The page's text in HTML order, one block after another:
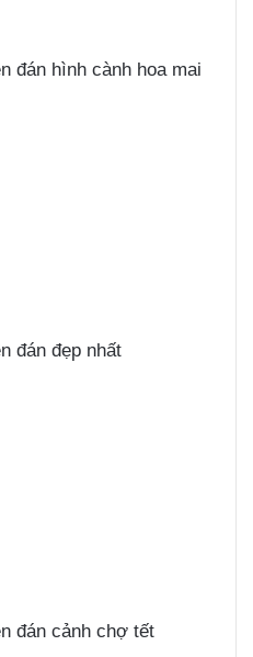
đán hình cành hoa mai
đán đẹp nhất
đán cảnh chợ tết